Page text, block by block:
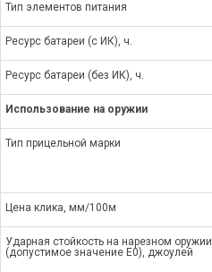
Тип элементов питания
Ресурс батареи (с ИК), ч.
Ресурс батареи (без ИК), ч.
Использование на оружии
Тип прицельной марки
Цена клика, мм/100м
Ударная стойкость на нарезном оружии
(допустимое значение E0), джоулей